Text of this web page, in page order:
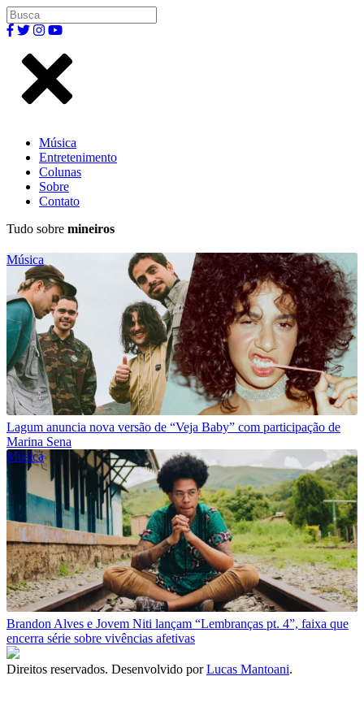
Música
Entretenimento
Colunas
Sobre
Contato
Tudo sobre mineiros
Música
Lagum anuncia nova versão de “Veja Baby” com participação de
Marina Sena
Música
Brandon Alves e Jovem Niti lançam “Lembranças pt. 4”, faixa que
encerra série sobre vivências afetivas
Direitos reservados. Desenvolvido porLucas Mantoani.